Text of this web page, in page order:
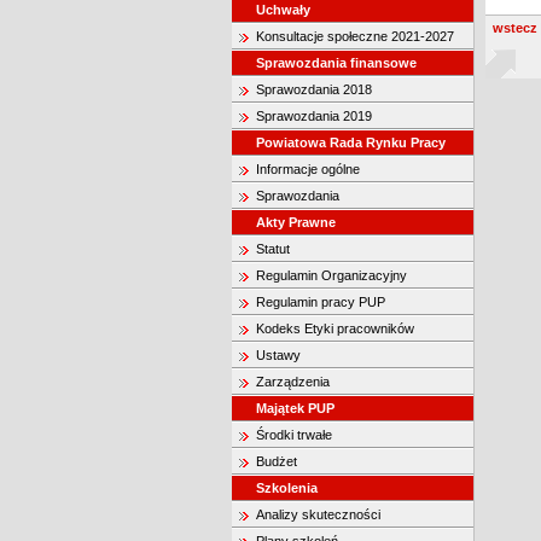
Uchwały
Konsultacje społeczne 2021-2027
Sprawozdania finansowe
Sprawozdania 2018
Sprawozdania 2019
Powiatowa Rada Rynku Pracy
Informacje ogólne
Sprawozdania
Akty Prawne
Statut
Regulamin Organizacyjny
Regulamin pracy PUP
Kodeks Etyki pracowników
Ustawy
Zarządzenia
Majątek PUP
Środki trwałe
Budżet
Szkolenia
Analizy skuteczności
wstecz